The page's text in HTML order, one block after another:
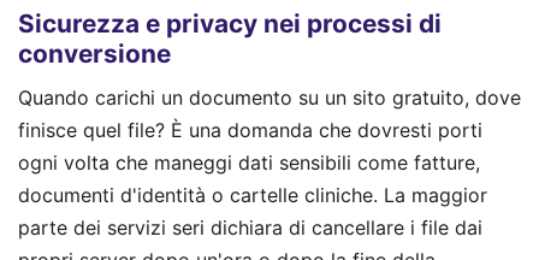
Sicurezza e privacy nei processi di
conversione
Quando carichi un documento su un sito gratuito, dove
finisce quel file? È una domanda che dovresti porti
ogni volta che maneggi dati sensibili come fatture,
documenti d'identità o cartelle cliniche. La maggior
parte dei servizi seri dichiara di cancellare i file dai